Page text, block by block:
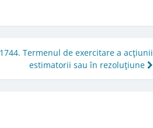
Termenul de exercitare a acţiunii
estimatorii sau în rezoluţiune